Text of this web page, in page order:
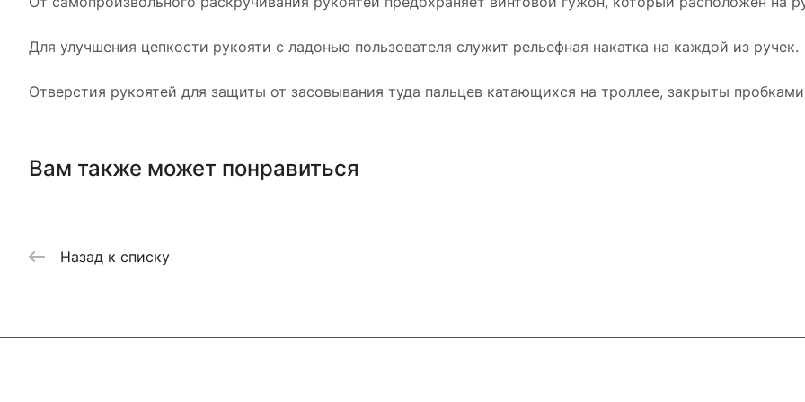
Для улучшения цепкости рукояти с ладонью пользователя служит рельефная накатка на каждой из ручек.
Отверстия рукоятей для защиты от засовывания туда пальцев катающихся на троллее, закрыты
Вам также может понравиться
Назад к списку